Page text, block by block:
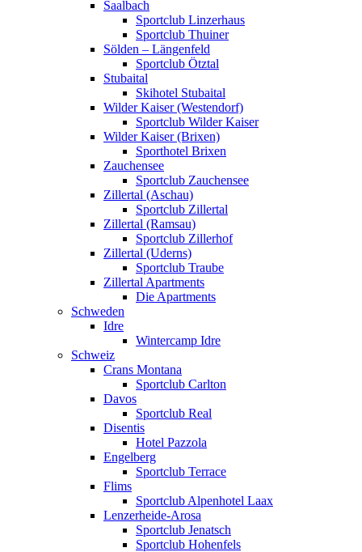
Saalbach
Sportclub Linzerhaus
Sportclub Thuiner
Sölden – Längenfeld
Sportclub Ötztal
Stubaital
Skihotel Stubaital
Wilder Kaiser (Westendorf)
Sportclub Wilder Kaiser
Wilder Kaiser (Brixen)
Sporthotel Brixen
Zauchensee
Sportclub Zauchensee
Zillertal (Aschau)
Sportclub Zillertal
Zillertal (Ramsau)
Sportclub Zillerhof
Zillertal (Uderns)
Sportclub Traube
Zillertal Apartments
Die Apartments
Schweden
Idre
Wintercamp Idre
Schweiz
Crans Montana
Sportclub Carlton
Davos
Sportclub Real
Disentis
Hotel Pazzola
Engelberg
Sportclub Terrace
Flims
Sportclub Alpenhotel Laax
Lenzerheide-Arosa
Sportclub Jenatsch
Sportclub Hohenfels